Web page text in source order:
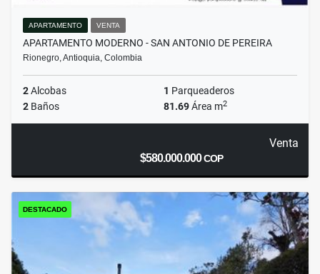
APARTAMENTO VENTA
APARTAMENTO MODERNO - SAN ANTONIO DE PEREIRA
Rionegro, Antioquia, Colombia
2Alcobas 1 Parqueaderos
2 Baños 81.69Área m2
Venta
$580.000.000COP
DESTACADO